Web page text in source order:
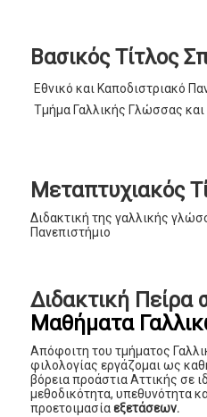
Βασικός Τίτλος
Εθνικό και Καποδιστριακό
Τμήμα Γαλλικής Γλώσσας και
Μεταπτυχιακός
Διδακτική της γαλλικής
Πανεπιστήμιο
Διδακτική Πείρα
Μαθήματα
Απόφοιτη του τμήματος
φιλολογίας εργάζομαι ως
βόρεια προάστια Αττικής σε
μεθοδικότητα, υπεθυνότητα
προετοιμασίαεξετάσεων.